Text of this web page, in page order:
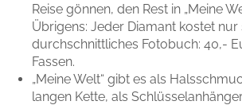
Reise gönnen, den Rest in „Meine
Übrigens: Jeder Diamant kostet nur
durchschnittliches Fotobuch: 40,-
Fassen.
„Meine Welt“ gibt es als
langen Kette, als